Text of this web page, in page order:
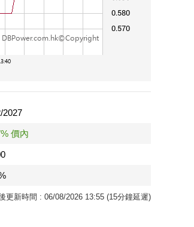
2027
價內
更新時間 : 06/08/2026 13:55 (15分鐘延遲)